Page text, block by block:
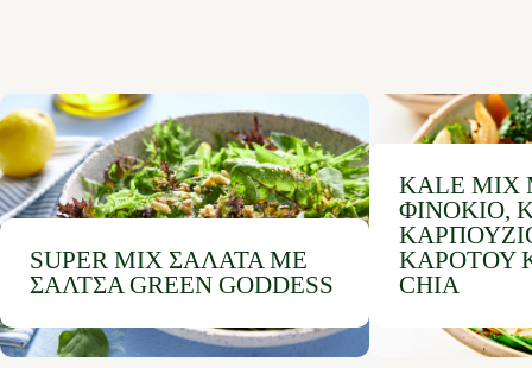
SUPER MIX ΣΑΛΆΤΑ ΜΕ
ΣΆΛΤΣΑ GREEN GODDESS
KALE
ΦΙΝΌΚΙΟ,
ΚΑΡΌΤΟΥ
CHIA